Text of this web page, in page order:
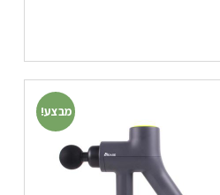
מבצע!